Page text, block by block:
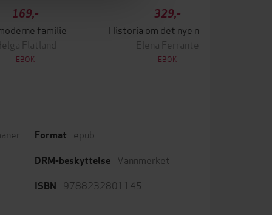
169,-
familie
Flatland
EBOK
329,-
Historia om det nye namnet
Elena Ferrante
EBOK
Format epub
DRM-beskyttelse Vannmerket
ISBN 9788232801145